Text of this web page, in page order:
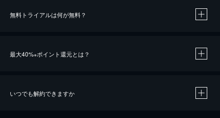
無料トライアルは何が無料？
最大40%※ポイント還元とは？
いつでも解約できますか